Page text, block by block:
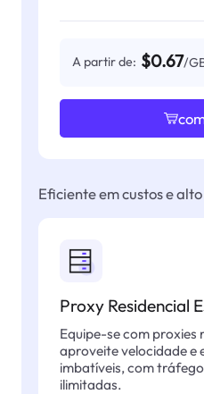
A partir de: $0.67/
Eficiente em custos e
Proxy Residencial
Equipe-se com proxies
aproveite velocidade e
imbatíveis, com
ilimitadas.